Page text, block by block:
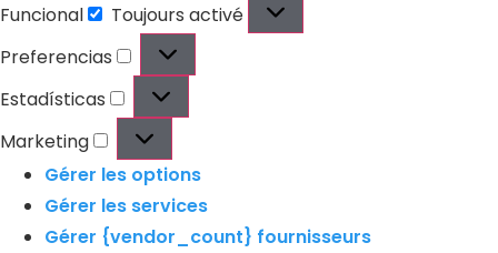
Funcional
Toujours activé
Preferencias
Estadísticas
Marketing
Gérer les options
Gérer les services
Gérer {vendor_count} fournisseurs